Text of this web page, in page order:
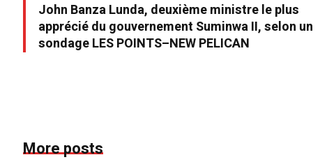
John Banza Lunda, deuxième ministre le plus
apprécié du gouvernement Suminwa II, selon un
sondage LES POINTS–NEW PELICAN
More posts